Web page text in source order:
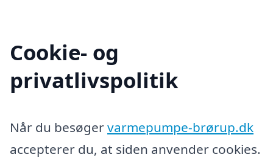
Cookie- og
privatlivspolitik
Når du besøgervarmepumpe-brørup.dk
accepterer du, at siden anvender cookies.